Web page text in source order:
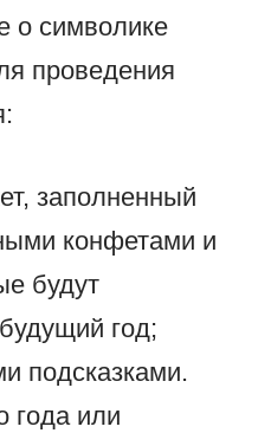
о символике
проведения
заполненный
конфетами и
будут
год;
подсказками.
года или